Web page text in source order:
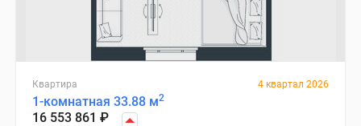
Квартира 4 квартал 2026
1-комнатная 33.88 м2
16 553 861 ₽